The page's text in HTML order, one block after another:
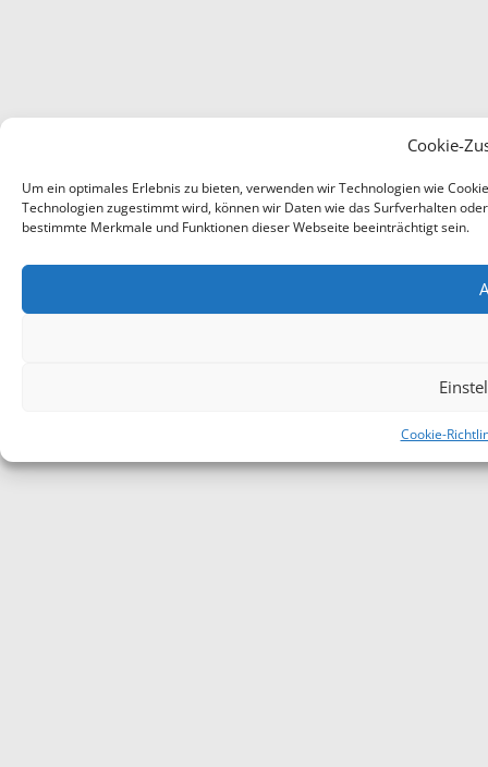
Cookie-
Um ein optimales Erlebnis zu bieten, verwenden wir Technologien wie
Technologien zugestimmt wird, können wir Daten wie das Surfverhalten
bestimmte Merkmale und Funktionen dieser Webseite beeinträchtigt sein.
Cookie-